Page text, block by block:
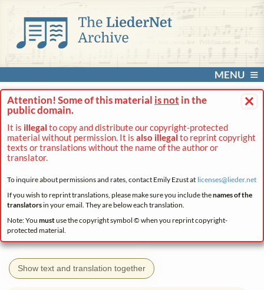
MENU
×
Attention! Some of this material is not in the
public domain.
It is illegal to copy and distribute our copyright-protected
material without permission. It is also illegal to reprint copyright
texts or translations without the name of the author or
translator.
To inquire about permissions and rates, contact Emily Ezust at licenses@lieder.net
If you wish to reprint translations, please make sure you include thenames of the
translatorsin your email. They are below each translation.
Note: You mustuse the copyright symbol © when you reprint copyright-
protected material.
Show text and translation together